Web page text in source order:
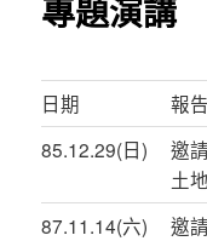
專題演講
日期
報
85.12.29(日)
邀
土
87.11.14(六)
邀